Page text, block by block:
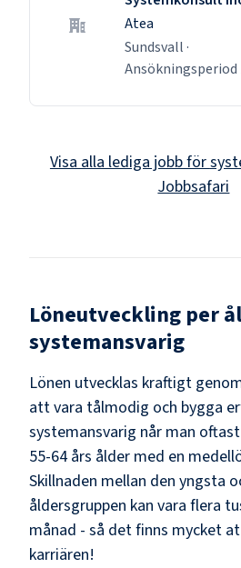
Atea
Sundsvall ·
Ansökningsperiod
Visa alla lediga jobb för
Jobbsafari
Löneutveckling per
systemansvarig
Lönen utvecklas kraftigt
att vara tålmodig och bygga
systemansvarig når man
55-64 års ålder med en
Skillnaden mellan den yngsta
åldersgruppen kan vara flera
månad - så det finns mycket
karriären!